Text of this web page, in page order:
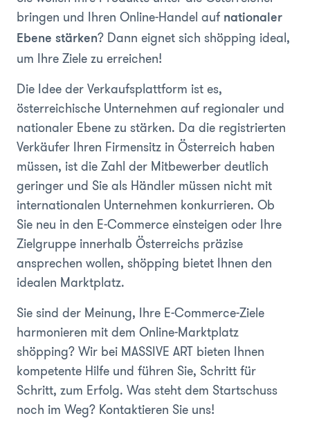
bringen und Ihren Online-Handel auf nationaler
Ebene stärken? Dann eignet sich shöpping ideal,
um Ihre Ziele zu erreichen!
Die Idee der Verkaufsplattform ist es,
österreichische Unternehmen auf regionaler und
nationaler Ebene zu stärken. Da die registrierten
Verkäufer Ihren Firmensitz in Österreich haben
müssen, ist die Zahl der Mitbewerber deutlich
geringer und Sie als Händler müssen nicht mit
internationalen Unternehmen konkurrieren. Ob
Sie neu in den E-Commerce einsteigen oder Ihre
Zielgruppe innerhalb Österreichs präzise
ansprechen wollen, shöpping bietet Ihnen den
idealen Marktplatz.
Sie sind der Meinung, Ihre E-Commerce-Ziele
harmonieren mit dem Online-Marktplatz
shöpping? Wir bei MASSIVE ART bieten Ihnen
kompetente Hilfe und führen Sie, Schritt für
Schritt, zum Erfolg. Was steht dem Startschuss
noch im Weg? Kontaktieren Sie uns!